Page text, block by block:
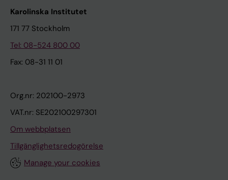
Karolinska Institutet
171 77 Stockholm
Tel: 08-524 800 00
Fax: 08-31 11 01
Org.nr: 202100-2973
VAT.nr: SE202100297301
Om webbplatsen
Tillgänglighetsredogörelse
Manage your cookies